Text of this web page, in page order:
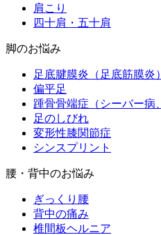
肩こり
四十肩・五十肩
脚のお悩み
足底腱膜炎（足底筋膜炎）
偏平足
踵骨骨端症（シーバー病
足のしびれ
変形性膝関節症
シンスプリント
腰・背中のお悩み
ぎっくり腰
背中の痛み
椎間板ヘルニア